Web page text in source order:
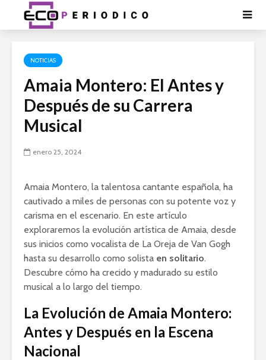
NOTICIAS
Amaia Montero: El Antes y
Después de su Carrera
Musical
enero 25, 2024
Amaia Montero, la talentosa cantante española, ha
cautivado a miles de personas con su potente voz y
carisma en el escenario. En este artículo
exploraremos la evolución artística de Amaia, desde
sus inicios como vocalista de La Oreja de Van Gogh
hasta su desarrollo como solista en solitario.
Descubre cómo ha crecido y madurado su estilo
musical a lo largo del tiempo.
La Evolución de Amaia Montero:
Antes y Después en la Escena
Nacional